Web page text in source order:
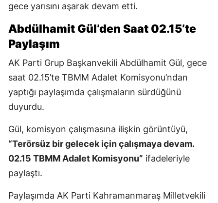
gece yarısını aşarak devam etti.
Abdülhamit Gül’den Saat 02.15’te
Paylaşım
AK Parti Grup Başkanvekili Abdülhamit Gül, gece
saat 02.15’te TBMM Adalet Komisyonu’ndan
yaptığı paylaşımda çalışmaların sürdüğünü
duyurdu.
Gül, komisyon çalışmasına ilişkin görüntüyü,
“Terörsüz bir gelecek için çalışmaya devam.
02.15 TBMM Adalet Komisyonu” ifadeleriyle
paylaştı.
Paylaşımda AK Parti Kahramanmaraş Milletvekili